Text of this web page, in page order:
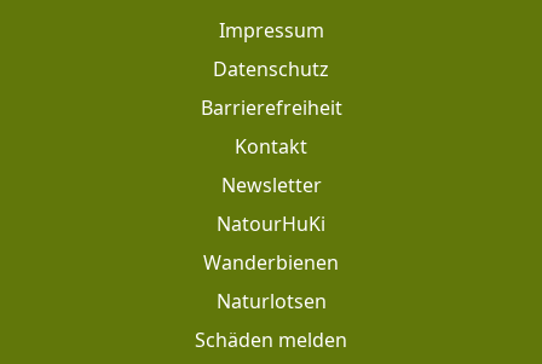
Footer: Meta Navigation
Impressum
Datenschutz
Barrierefreiheit
Kontakt
Newsletter
NatourHuKi
Wanderbienen
Naturlotsen
Schäden melden